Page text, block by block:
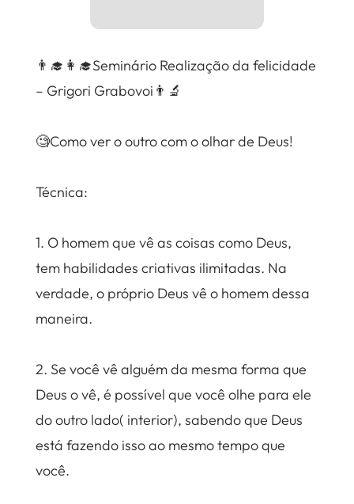
👨‍🎓👩‍🎓Seminário Realização da felicidade
– Grigori Grabovoi👨‍🔬
🧐Como ver o outro com o olhar de Deus!
Técnica:⠀
1. O homem que vê as coisas como Deus,
tem habilidades criativas ilimitadas. Na
verdade, o próprio Deus vê o homem dessa
maneira.⠀
2. Se você vê alguém da mesma forma que
Deus o vê, é possível que você olhe para ele
do outro lado( interior), sabendo que Deus
está fazendo isso ao mesmo tempo que
você.⠀